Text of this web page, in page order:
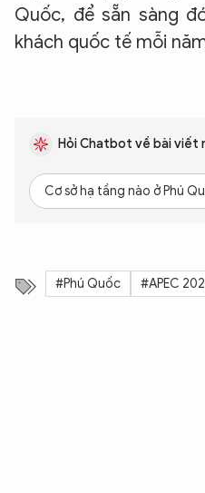
Quốc, để sẵn sàng
khách quốc tế mỗi
Hỏi Chatbot về bài viết
Cơ sở hạ tầng nào ở Phú
#Phú Quốc #APEC
Hãy hỏi tôi bất kỳ
An Ninh Thủ Đô